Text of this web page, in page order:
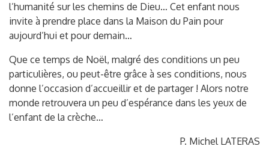
l’humanité sur les chemins de Dieu… Cet enfant nous
invite à prendre place dans la Maison du Pain pour
aujourd’hui et pour demain…
Que ce temps de Noël, malgré des conditions un peu
particulières, ou peut-être grâce à ses conditions, nous
donne l’occasion d’accueillir et de partager ! Alors notre
monde retrouvera un peu d’espérance dans les yeux de
l’enfant de la crèche…
P. Michel LATERAS